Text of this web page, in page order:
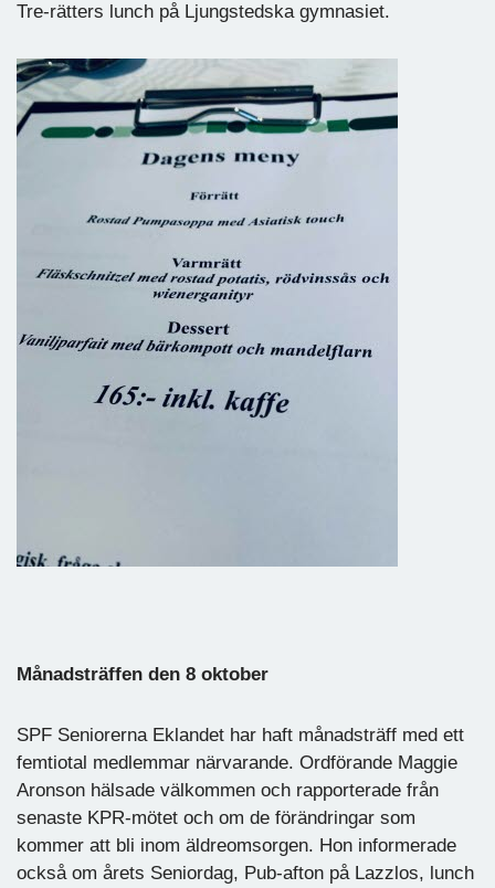
Tre-rätters lunch på Ljungstedska gymnasiet.
Månadsträffen den 8 oktober
SPF Seniorerna Eklandet har haft månadsträff med ett
femtiotal medlemmar närvarande. Ordförande Maggie
Aronson hälsade välkommen och rapporterade från
senaste KPR-mötet och om de förändringar som
kommer att bli inom äldreomsorgen. Hon informerade
också om årets Seniordag, Pub-afton på Lazzlos, lunch